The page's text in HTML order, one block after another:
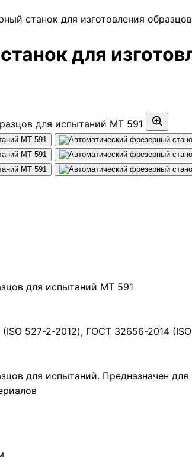
станок для изготовления
для
для испытаний МТ 591
527-2-2012), ГОСТ 32656-2014
для испытаний. Предназначен